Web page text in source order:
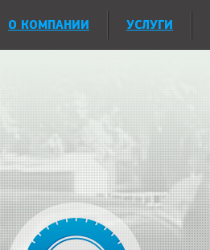
О КОМПАНИИ УСЛУГИ